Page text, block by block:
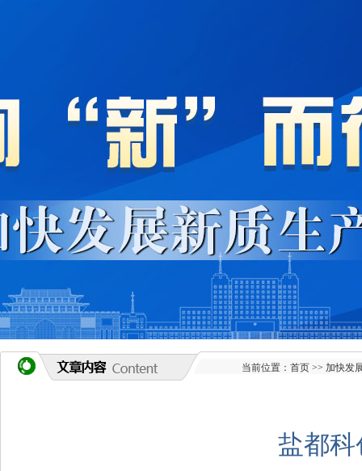
当前位置： 首页 >> 加快发
盐都